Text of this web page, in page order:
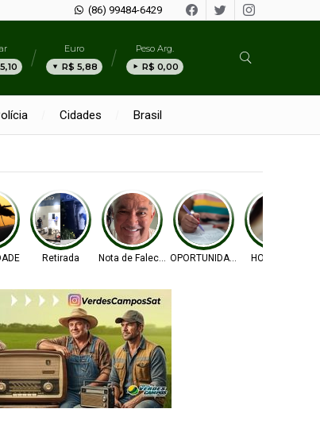
(86) 99484-6429
Euro
R$ 5,88
Peso Arg.
R$ 0,00
Cidades Brasil
Retirada Nota de FalecimentoOPORTUNIDADE HOMICÍDIO